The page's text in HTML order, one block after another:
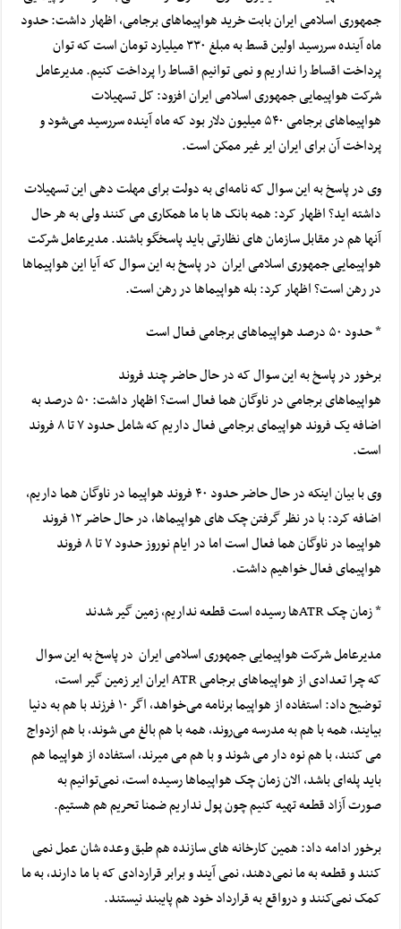
جمهوری اسلامی ایران بابت خرید هواپیماهایبرجامی، اظهار داشت: حدود
ماه آینده سررسید اولین قسط به مبلغ ۳۳۰ میلیارد تومان است که توان
پرداخت اقساط را نداریم و نمی توانیم اقساط را پرداخت کنیم.مدیرعامل
شرکت هواپیمایی جمهوری اسلامی ایران افزود: کل تسهیلات
هواپیماهایبرجامی
۵۴۰ میلیون دلار بود که ماه آینده سررسید می‌شود و
پرداخت آن برای ایران ایر غیر ممکن است.
وی در پاسخ به این سوال که نامه‌ای به دولت برای مهلت دهی این تسهیلات
داشته اید؟ اظهار کرد: همه بانک ها با ما همکاری می کنند ولی به هر حال
آنها هم در مقابل سازمان های نظارتی باید پاسخگو باشند.مدیرعامل شرکت
هواپیمایی جمهوری اسلامی ایران در پاسخ به این سوال که آیا این هواپیماها
در رهن است؟ اظهار کرد: بله هواپیماها در رهن است.
* حدود ۵۰ درصد هواپیماهای
برجامیفعال است
برخور در پاسخ به این سوال که در حال حاضر چند فروند
هواپیماهایبرجامی
در ناوگان هما فعال است؟ اظهار داشت: ۵۰ درصد به
اضافه یک فروند هواپیمایبرجامی
فعال داریم که شامل حدود ۷ تا ۸ فروند
است.
وی با بیان اینکه در حال حاضر حدود ۴۰ فروند هواپیما در ناوگان هما داریم،
اضافه کرد: با در نظر گرفتن چک های هواپیماها، در حال حاضر ۱۲ فروند
هواپیما در ناوگان هما فعال است اما در ایام نوروز حدود ۷ تا ۸ فروند
هواپیمای فعال خواهیم داشت.
* زمان چک ATRها رسیده است قطعه نداریم، زمین گیر شدند
مدیرعامل شرکت هواپیمایی جمهوری اسلامی ایران در پاسخ به این سوال
که چرا تعدادی از هواپیماهایبرجامی
ATR ایران ایر زمین گیر است،
توضیح داد: استفاده از هواپیما برنامه می‌خواهد، اگر ۱۰ فرزند با هم به دنیا
بیایند، همه با هم به مدرسه می‌روند، همه با هم بالغ می شوند، با هم ازدواج
می کنند، با هم نوه دار می شوند و با هم میمیرند، استفاده از هواپیما هم
باید پله‌ای باشد، الان زمان چک هواپیماها رسیده است، نمی‌توانیمبه
صورتآزاد قطعه تهیه کنیم چون پول نداریم ضمنا تحریم هم هستیم.
برخور ادامه داد: همین کارخانه های سازنده هم طبق وعده شان عمل نمی
کنند و قطعه به ما نمی‌دهند، نمی آیند و برابر قراردادی که با ما دارند، به ما
کمک نمی‌کنند ودرواقعبه قرارداد خود هم پایبند نیستند.